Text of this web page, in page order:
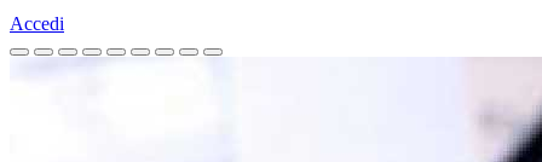
Accedi
Homepage